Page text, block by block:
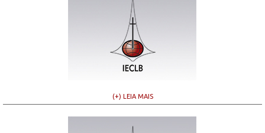
(+) LEIA MAIS